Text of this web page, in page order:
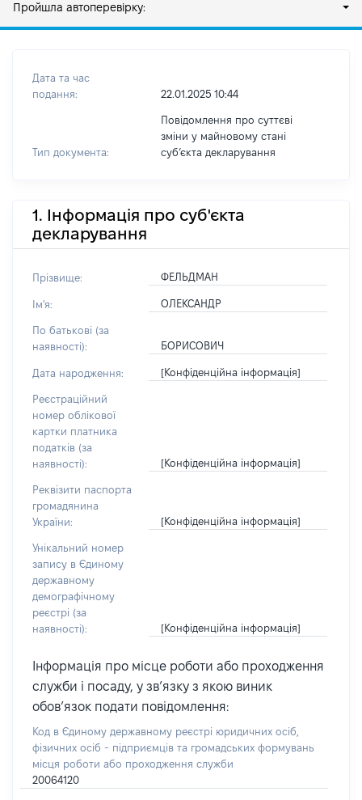
Пройшла автоперевірку:
Дата та час
подання:
22.01.2025 10:44
Тип документа:
Повідомлення про суттєві
зміни у майновому стані
субʼєкта декларування
1. Інформація про суб'єкта
декларування
Прізвище: ФЕЛЬДМАН
Ім'я: ОЛЕКСАНДР
По батькові (за
наявності):
БОРИСОВИЧ
Дата народження: [Конфіденційна інформація]
Реєстраційний
номер облікової
картки платника
податків (за
наявності):
[Конфіденційна інформація]
Реквізити паспорта
громадянина
України:
[Конфіденційна інформація]
Унікальний номер
запису в Єдиному
державному
демографічному
реєстрі (за
наявності):
[Конфіденційна інформація]
Інформація про місце роботи або проходження
служби і посаду, у зв’язку з якою виник
обов’язок подати повідомлення:
Код в Єдиному державному реєстрі юридичних осіб,
фізичних осіб - підприємців та громадських формувань
місця роботи або проходження служби
20064120